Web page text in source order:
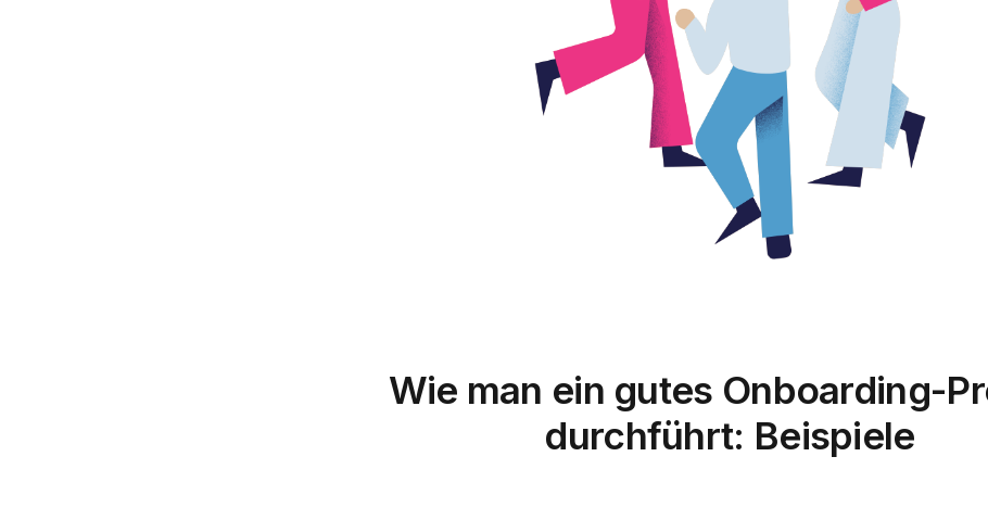
Wie man ein gutes Onboarding-
durchführt: Beispiele